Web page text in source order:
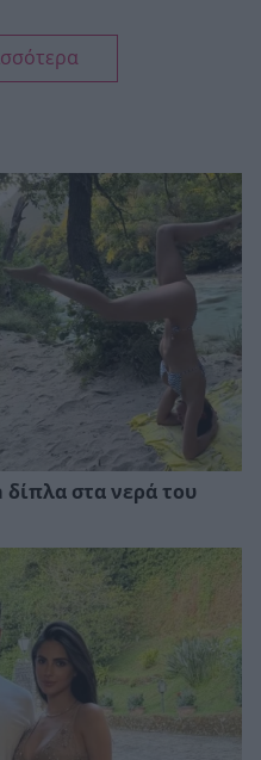
δίπλα στα νερά του